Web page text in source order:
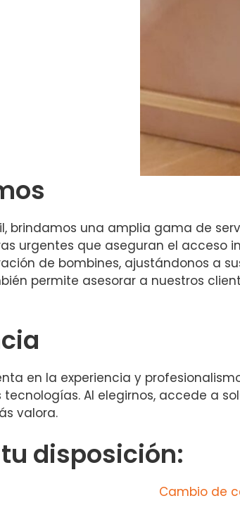
brindamos una amplia gama de
urgentes que aseguran el acceso
de bombines, ajustándonos a
permite asesorar a nuestros
en la experiencia y
Al elegirnos, accede a
valora.
disposición:
Cambio de